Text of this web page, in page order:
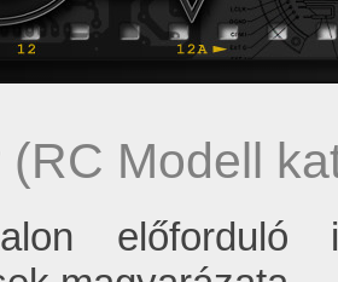
(RC Modell
előforduló